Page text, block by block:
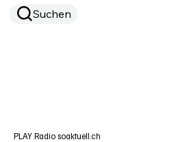
Suchen
PLAY Radio soaktuell.ch